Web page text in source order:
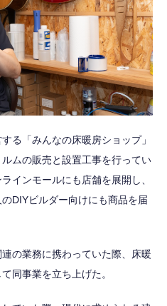
る「みんなの床暖房ショップ」
ムの販売と設置工事を行ってい
インモールにも店舗を展開し、
DIYビルダー向けにも商品を届
の業務に携わっていた際、床暖
同事業を立ち上げた。